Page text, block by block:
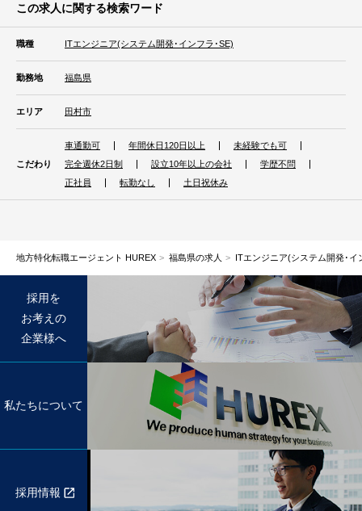
この求人に関する検索ワード
職種 ITエンジニア(システム開発･インフラ･SE)
勤務地 福島県
エリア 田村市
こだわり
車通勤可 年間休日120日以上
未経験でも可
完全週休2日制
設立10年以上の会社
学歴不問
正社員
転勤なし 土日祝休み
地方特化転職エージェント HUREX 福島県の求人 ITエンジニア(システム開発･イ
採用情報
私たちについて
採用を
お考えの
企業様へ